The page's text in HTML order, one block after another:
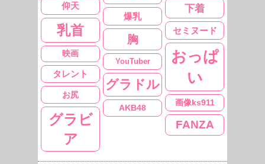
仰天 下着
爆乳
乳首 セミヌード
胸
おっぱ
い
映画
YouTuber
タレント
グラドル
お尻
画像ks911
AKB48
グラビ
ア
FANZA